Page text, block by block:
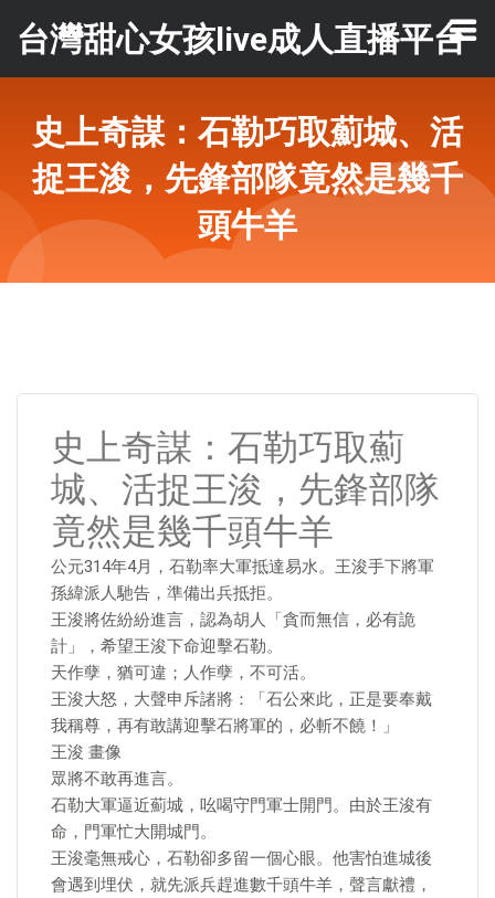
台灣甜心女孩live成人直播平台
史上奇謀：石勒巧取薊城、活
捉王浚，先鋒部隊竟然是幾千
頭牛羊
史上奇謀：石勒巧取薊
城、活捉王浚，先鋒部隊
竟然是幾千頭牛羊
公元314年4月，石勒率大軍抵達易水。王浚手下將軍
孫緯派人馳告，準備出兵抵拒。
王浚將佐紛紛進言，認為胡人「貪而無信，必有詭
計」，希望王浚下命迎擊石勒。
天作孽，猶可違；人作孽，不可活。
王浚大怒，大聲申斥諸將：「石公來此，正是要奉戴
我稱尊，再有敢講迎擊石將軍的，必斬不饒！」
王浚 畫像
眾將不敢再進言。
石勒大軍逼近薊城，吆喝守門軍士開門。由於王浚有
命，門軍忙大開城門。
王浚毫無戒心，石勒卻多留一個心眼。他害怕進城後
會遇到埋伏，就先派兵趕進數千頭牛羊，聲言獻禮，